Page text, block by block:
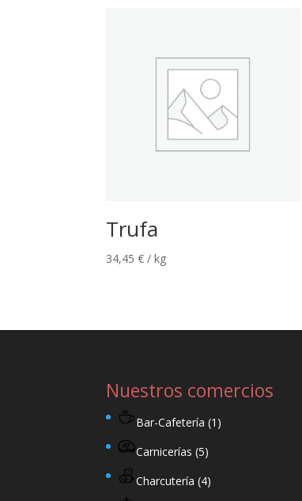
Trufa
34,45€ / kg
Nuestros comercios
Bar-Cafetería (1)
Carnicerías (5)
Charcutería (4)